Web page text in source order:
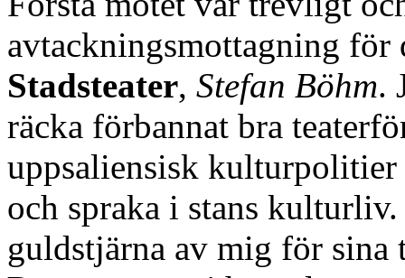
avtackningsmottagning för
Stadsteater, Stefan Böhm.
räcka förbannat bra
uppsaliensisk
och spraka i stans
guldstjärna av mig för